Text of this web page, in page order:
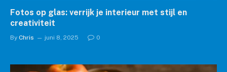
Fotos op glas: verrijk je interieur met stijl en
creativiteit
By Chris juni 8, 2025 0